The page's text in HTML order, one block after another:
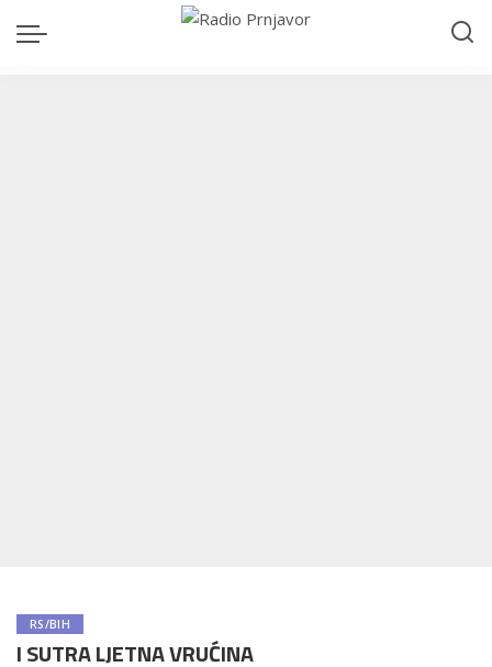
RS/BIH
I SUTRA LJETNA VRUĆINA